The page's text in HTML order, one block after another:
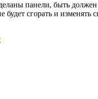
панели, быть
будет сгорать и изменять